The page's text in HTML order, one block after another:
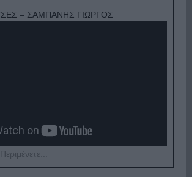
– ΣΑΜΠΑΝΗΣ ΓΙΩΡΓΟΣ